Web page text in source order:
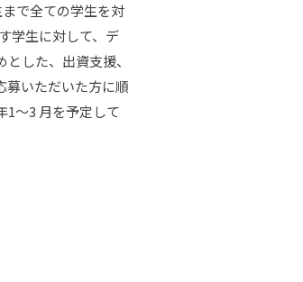
で全ての学生を対
学生に対して、デ
した、出資支援、
募いただいた方に順
1～3 月を予定して